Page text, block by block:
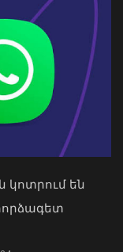
կոտրում են